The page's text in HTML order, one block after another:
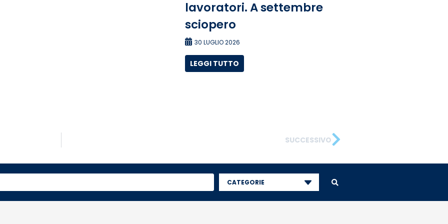
lavoratori. A settembre
sciopero
30 LUGLIO 2026
LEGGI TUTTO
SUCCESSIVO
CATEGORIE